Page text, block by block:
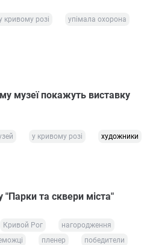
кривому розі
упімала охорона
музеї покажуть виставку
у кривому розі художники
та сквери міста"
Кривой Рог
нагородження
пленер
победители